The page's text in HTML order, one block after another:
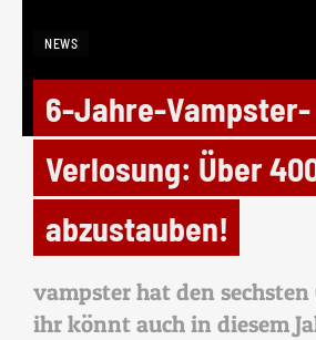
NEWS
6-Jahre-Vampster-
Verlosung: Über
abzustauben!
vampster hat den
ihr könnt auch in diesem